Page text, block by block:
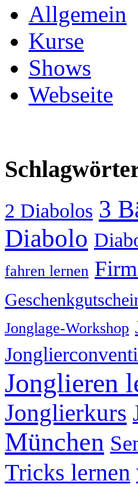
Allgemein
Kurse
Shows
Webseite
2 Diabolos 3
Diabolo
fahren lernen
Jonglage-Workshop
Jonglieren
Jonglierkurs
München
Tricks lernen